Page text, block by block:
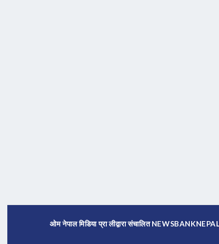
ओम नेपाल मिडिया प्रा लीद्वारा संचालित